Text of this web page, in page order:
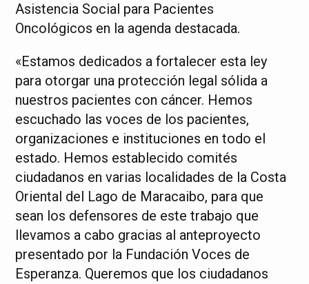
Asistencia Social para Pacientes
Oncológicos en la agenda destacada.
«Estamos dedicados a fortalecer esta ley
para otorgar una protección legal sólida a
nuestros pacientes con cáncer. Hemos
escuchado las voces de los pacientes,
organizaciones e instituciones en todo el
estado. Hemos establecido comités
ciudadanos en varias localidades de la Costa
Oriental del Lago de Maracaibo, para que
sean los defensores de este trabajo que
llevamos a cabo gracias al anteproyecto
presentado por la Fundación Voces de
Esperanza. Queremos que los ciudadanos